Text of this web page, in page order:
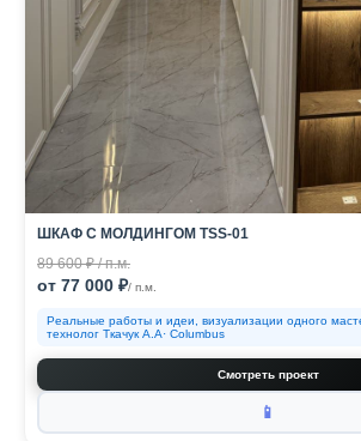
ШКАФ С МОЛДИНГОМ TSS-01
89 600 ₽ / п.м.
от 77 000 ₽/ п.м.
Реальные работы и идеи, визуализации одного
технолог Ткачук А.А· Columbus
Смотреть проект
📱